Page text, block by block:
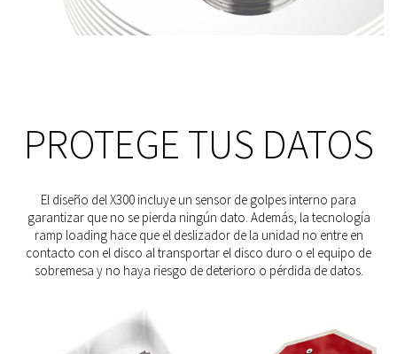
PROTEGE TUS DATOS
El diseño del X300 incluye un sensor de golpes interno para
garantizar que no se pierda ningún dato. Además, la tecnología
ramp loading hace que el deslizador de la unidad no entre en
contacto con el disco al transportar el disco duro o el equipo de
sobremesa y no haya riesgo de deterioro o pérdida de datos.